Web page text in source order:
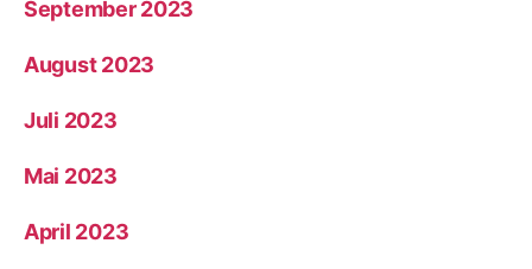
September 2023
August 2023
Juli 2023
Mai 2023
April 2023